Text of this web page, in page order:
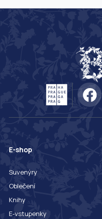
E-shop
Suvenýry
Oblečení
Knihy
E-vstupenky